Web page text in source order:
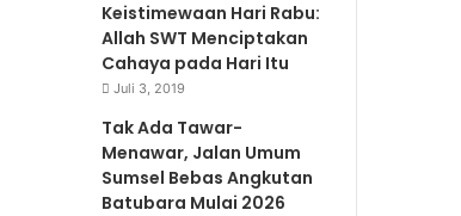
Keistimewaan Hari Rabu:
Allah SWT Menciptakan
Cahaya pada Hari Itu
Juli 3, 2019
Tak Ada Tawar-
Menawar, Jalan Umum
Sumsel Bebas Angkutan
Batubara Mulai 2026